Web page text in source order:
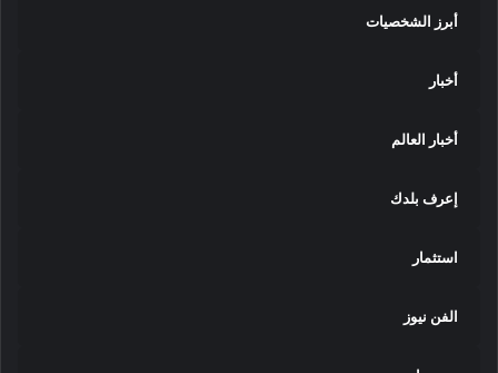
أبرز الشخصيات
أخبار
أخبار العالم
إعرف بلدك
استثمار
الفن نيوز